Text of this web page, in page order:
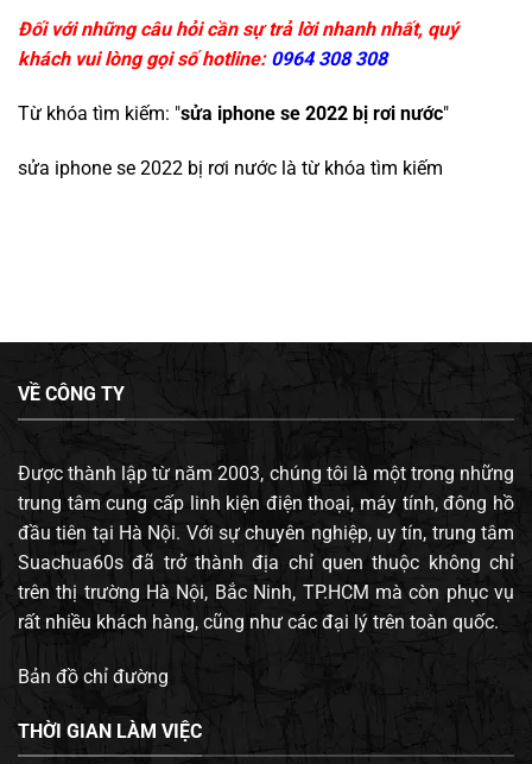
Đối với những câu hỏi cần sự trả lời nhanh nhất, quý
khách vui lòng gọi số hotline: 0964 308 308
Từ khóa tìm kiếm: "sửa iphone se 2022 bị rơi nước"
sửa iphone se 2022 bị rơi nước là từ khóa tìm kiếm
VỀ CÔNG TY
Được thành lập từ năm 2003, chúng tôi là một trong những
trung tâm cung cấp linh kiện điện thoại, máy tính, đông hồ
đầu tiên tại Hà Nội. Với sự chuyên nghiệp, uy tín, trung tâm
Suachua60s đã trở thành địa chỉ quen thuộc không chỉ
trên thị trường Hà Nội, Bắc Ninh, TP.HCM mà còn phục vụ
rất nhiều khách hàng, cũng như các đại lý trên toàn quốc.
Bản đồ chỉ đường
THỜI GIAN LÀM VIỆC